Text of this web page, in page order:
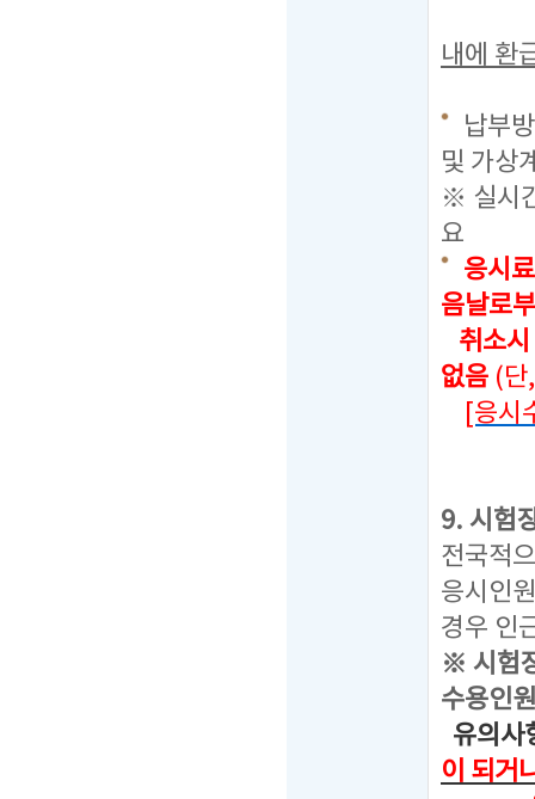
내에 환
납부
및 가상
※ 실시
요
응시
음날로
취소시
없음 (단
[응시
9. 시험
전국적
응시인
경우 인
※ 시험
수용인
유의
이 되거